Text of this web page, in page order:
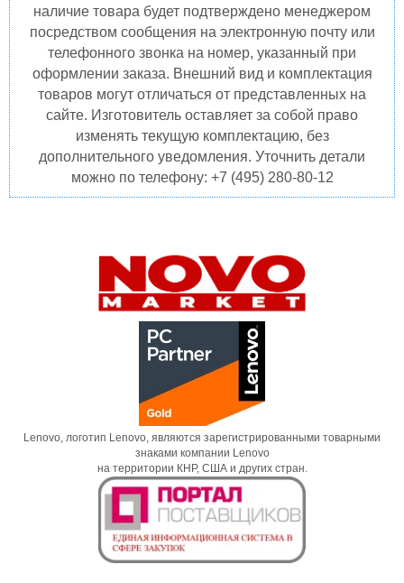
наличие товара будет подтверждено менеджером
посредством сообщения на электронную почту или
телефонного звонка на номер, указанный при
оформлении заказа. Внешний вид и комплектация
товаров могут отличаться от представленных на
сайте. Изготовитель оставляет за собой право
изменять текущую комплектацию, без
дополнительного уведомления. Уточнить детали
можно по телефону: +7 (495) 280-80-12
Lenovo, логотип Lenovo, являются зарегистрированными товарными
знаками компании Lenovo
на территории КНР, США и других стран.